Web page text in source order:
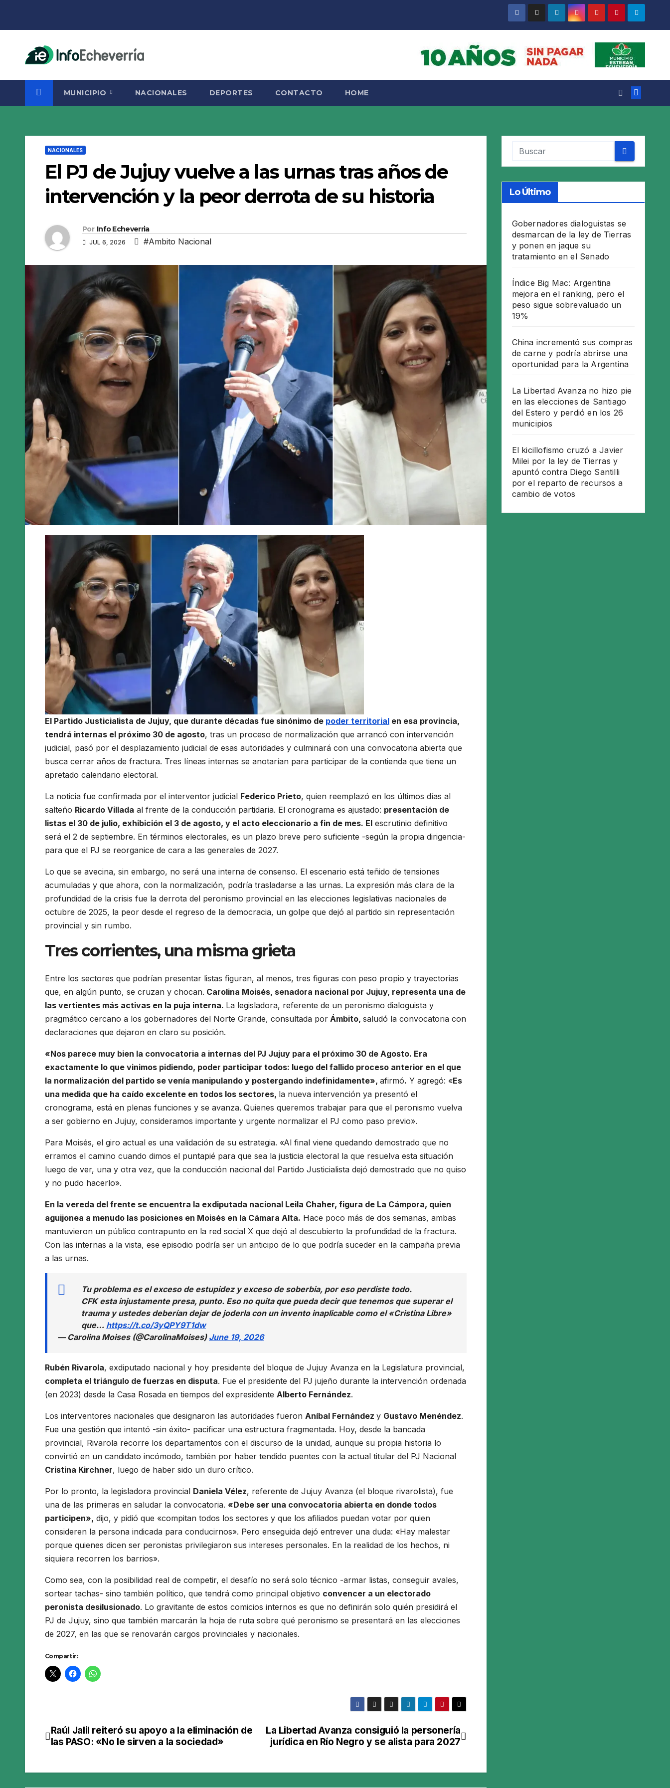
MUNICIPIO NACIONALES DEPORTES CONTACTO HOME
NACIONALES
El PJ de Jujuy vuelve a las urnas tras años de
intervención y la peor derrota de su historia
Por Info Echeverria
JUL 6, 2026 #Ambito Nacional
El Partido Justicialista de Jujuy, que durante décadas fue sinónimo de poder territorial en esa provincia,
tendrá internas el próximo 30 de agosto, tras un proceso de normalización que arrancó con intervención
judicial, pasó por el desplazamiento judicial de esas autoridades y culminará con una convocatoria abierta que
busca cerrar años de fractura. Tres líneas internas se anotarían para participar de la contienda que tiene un
apretado calendario electoral.
La noticia fue confirmada por el interventor judicial Federico Prieto, quien reemplazó en los últimos días al
salteño Ricardo Villada al frente de la conducción partidaria. El cronograma es ajustado: presentación de
listas el 30 de julio, exhibición el 3 de agosto, y el acto eleccionario a fin de mes. El escrutinio definitivo
será el 2 de septiembre. En términos electorales, es un plazo breve pero suficiente -según la propia dirigencia-
para que el PJ se reorganice de cara a las generales de 2027.
Lo que se avecina, sin embargo, no será una interna de consenso. El escenario está teñido de tensiones
acumuladas y que ahora, con la normalización, podría trasladarse a las urnas. La expresión más clara de la
profundidad de la crisis fue la derrota del peronismo provincial en las elecciones legislativas nacionales de
octubre de 2025, la peor desde el regreso de la democracia, un golpe que dejó al partido sin representación
provincial y sin rumbo.
Tres corrientes, una misma grieta
Entre los sectores que podrían presentar listas figuran, al menos, tres figuras con peso propio y trayectorias
que, en algún punto, se cruzan y chocan. Carolina Moisés, senadora nacional por Jujuy, representa una de
las vertientes más activas en la puja interna. La legisladora, referente de un peronismo dialoguista y
pragmático cercano a los gobernadores del Norte Grande, consultada por Ámbito, saludó la convocatoria con
declaraciones que dejaron en claro su posición.
«Nos parece muy bien la convocatoria a internas del PJ Jujuy para el próximo 30 de Agosto. Era
exactamente lo que vinimos pidiendo, poder participar todos: luego del fallido proceso anterior en el que
la normalización del partido se venía manipulando y postergando indefinidamente», afirmó. Y agregó: «Es
una medida que ha caído excelente en todos los sectores, la nueva intervención ya presentó el
cronograma, está en plenas funciones y se avanza. Quienes queremos trabajar para que el peronismo vuelva
a ser gobierno en Jujuy, consideramos importante y urgente normalizar el PJ como paso previo».
Para Moisés, el giro actual es una validación de su estrategia. «Al final viene quedando demostrado que no
erramos el camino cuando dimos el puntapié para que sea la justicia electoral la que resuelva esta situación
luego de ver, una y otra vez, que la conducción nacional del Partido Justicialista dejó demostrado que no quiso
y no pudo hacerlo».
En la vereda del frente se encuentra la exdiputada nacional Leila Chaher, figura de La Cámpora, quien
aguijonea a menudo las posiciones en Moisés en la Cámara Alta. Hace poco más de dos semanas, ambas
mantuvieron un público contrapunto en la red social X que dejó al descubierto la profundidad de la fractura.
Con las internas a la vista, ese episodio podría ser un anticipo de lo que podría suceder en la campaña previa
a las urnas.
Tu problema es el exceso de estupidez y exceso de soberbia, por eso perdiste todo.
CFK esta injustamente presa, punto. Eso no quita que pueda decir que tenemos que superar el
trauma y ustedes deberían dejar de joderla con un invento inaplicable como el «Cristina Libre»
que… https://t.co/3yQPY9T1dw
— Carolina Moises (@CarolinaMoises) June 19, 2026
Rubén Rivarola, exdiputado nacional y hoy presidente del bloque de Jujuy Avanza en la Legislatura provincial,
completa el triángulo de fuerzas en disputa. Fue el presidente del PJ jujeño durante la intervención ordenada
(en 2023) desde la Casa Rosada en tiempos del expresidente Alberto Fernández.
Los interventores nacionales que designaron las autoridades fueron Aníbal Fernández y Gustavo Menéndez.
Fue una gestión que intentó -sin éxito- pacificar una estructura fragmentada. Hoy, desde la bancada
provincial, Rivarola recorre los departamentos con el discurso de la unidad, aunque su propia historia lo
convirtió en un candidato incómodo, también por haber tendido puentes con la actual titular del PJ Nacional
Cristina Kirchner, luego de haber sido un duro crítico.
Por lo pronto, la legisladora provincial Daniela Vélez, referente de Jujuy Avanza (el bloque rivarolista), fue
una de las primeras en saludar la convocatoria. «Debe ser una convocatoria abierta en donde todos
participen», dijo, y pidió que «compitan todos los sectores y que los afiliados puedan votar por quien
consideren la persona indicada para conducirnos». Pero enseguida dejó entrever una duda: «Hay malestar
porque quienes dicen ser peronistas privilegiaron sus intereses personales. En la realidad de los hechos, ni
siquiera recorren los barrios».
Como sea, con la posibilidad real de competir, el desafío no será solo técnico -armar listas, conseguir avales,
sortear tachas- sino también político, que tendrá como principal objetivo convencer a un electorado
peronista desilusionado. Lo gravitante de estos comicios internos es que no definirán solo quién presidirá el
PJ de Jujuy, sino que también marcarán la hoja de ruta sobre qué peronismo se presentará en las elecciones
de 2027, en las que se renovarán cargos provinciales y nacionales.
Compartir:
Navegación
entradas
La Libertad Avanza consiguió la personería
jurídica en Río Negro y se alista para 2027
Raúl Jalil reiteró su apoyo a la eliminación de
las PASO: «No le sirven a la sociedad»
Lo Último
Gobernadores dialoguistas se
desmarcan de la ley de Tierras
y ponen en jaque su
tratamiento en el Senado
Índice Big Mac: Argentina
mejora en el ranking, pero el
peso sigue sobrevaluado un
19%
China incrementó sus compras
de carne y podría abrirse una
oportunidad para la Argentina
La Libertad Avanza no hizo pie
en las elecciones de Santiago
del Estero y perdió en los 26
municipios
El kicillofismo cruzó a Javier
Milei por la ley de Tierras y
apuntó contra Diego Santilli
por el reparto de recursos a
cambio de votos